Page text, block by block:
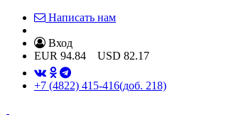
Написать нам
Вход
EUR 94.84 USD 82.17
+7 (4822) 415-416(доб. 218)